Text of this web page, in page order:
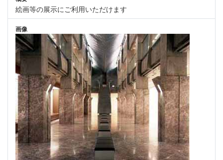
絵画等の展示にご利用いただけます
画像